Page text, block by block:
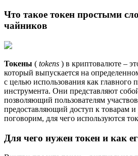
Что такое токен простыми
чайников
Токены ( tokens ) в криптовалюте –
который выпускается на
с целью использования как главного
инструмента. Они представляют
позволяющий пользователям
предоставляющий доступ к товарам и
поговорим, для чего используются
Для чего нужен токен и как